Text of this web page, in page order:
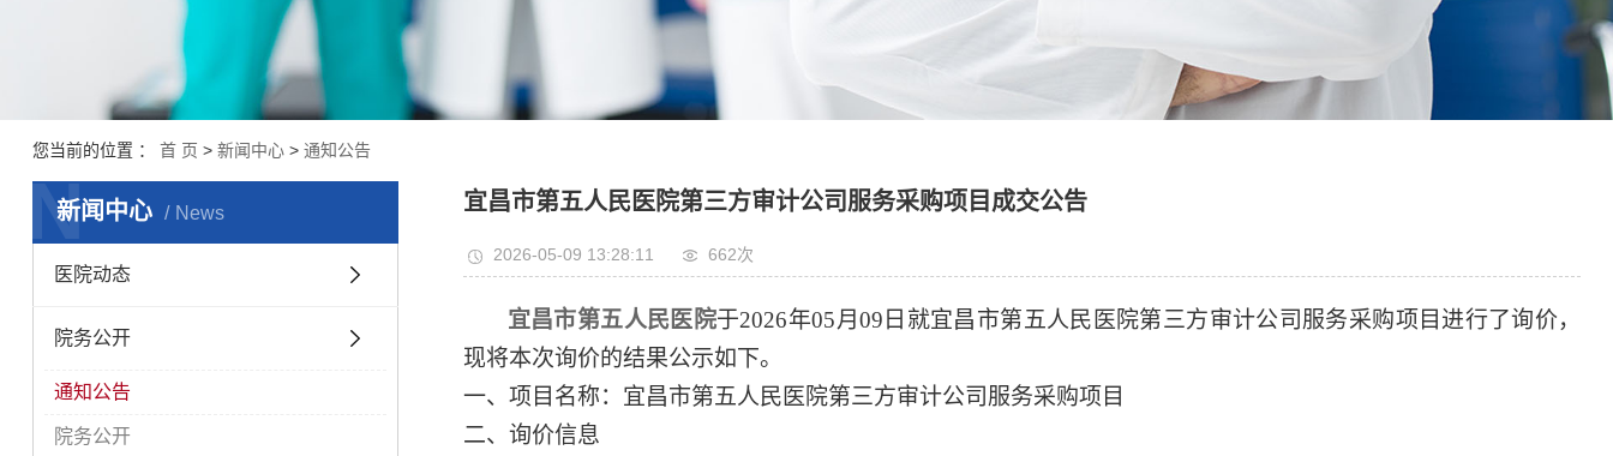
您当前的位置 ： 首 页 > 新闻中心> 通知公告
新闻中心 News
N
医院动态
院务公开
通知公告
院务公开
宜昌市第五人民医院第三方审计公司服务采购项目成交公告
2026-05-09 13:28:11 662次
宜昌市第五人民医院于2026年05月09日就宜昌市第五人民医院第三方审计公司服务采购项目进行了询价，
现将本次询价的结果公示如下。
一、 项目名称： 宜昌市第五人民医院第三方审计公司服务采购项目
二、 询价信息